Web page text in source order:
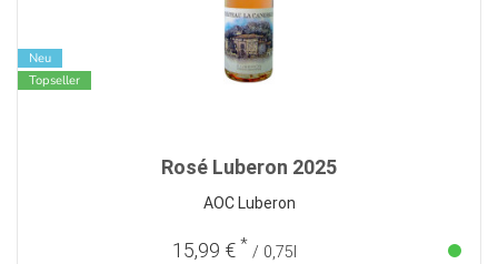
Neu
Topseller
Rosé Luberon 2025
AOC Luberon
15,99 € * / 0,75l